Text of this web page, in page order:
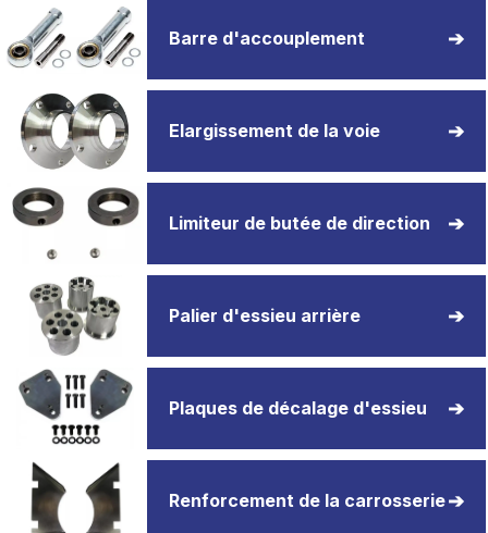
Barre d'accouplement
Elargissement de la voie
Limiteur de butée de direction
Palier d'essieu arrière
Plaques de décalage d'essieu
Renforcement de la carrosserie